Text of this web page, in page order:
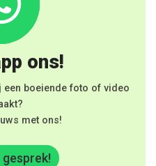
ons!
een boeiende foto of video
met ons!